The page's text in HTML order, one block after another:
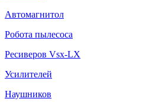
Автомагнитол
Робота пылесоса
Ресиверов Vsx-LX
Усилителей
Наушников